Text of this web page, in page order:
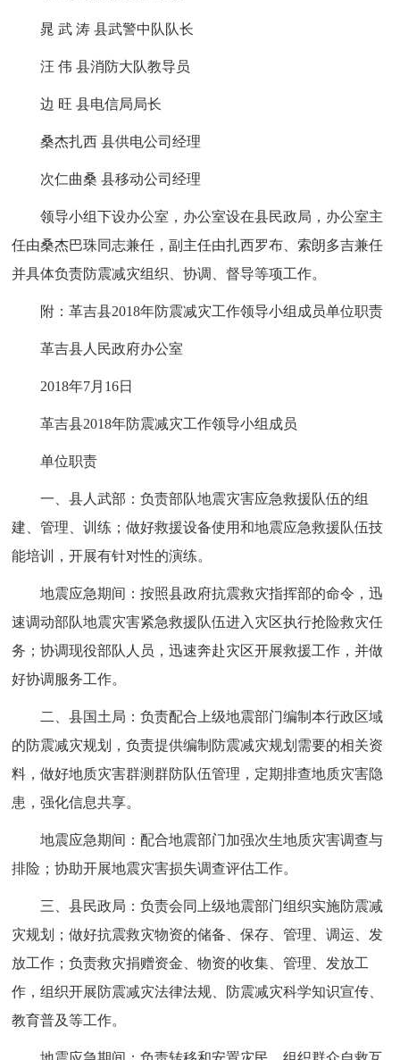
晁 武 涛 县武警中队队长
汪 伟 县消防大队教导员
边 旺 县电信局局长
桑杰扎西 县供电公司经理
次仁曲桑 县移动公司经理
领导小组下设办公室，办公室设在县民政局，办公室主
任由桑杰巴珠同志兼任，副主任由扎西罗布、索朗多吉兼任
并具体负责防震减灾组织、协调、督导等项工作。
附：革吉县2018年防震减灾工作领导小组成员单位职责
革吉县人民政府办公室
2018年7月16日
革吉县2018年防震减灾工作领导小组成员
单位职责
一、县人武部：负责部队地震灾害应急救援队伍的组
建、管理、训练；做好救援设备使用和地震应急救援队伍技
能培训，开展有针对性的演练。
地震应急期间：按照县政府抗震救灾指挥部的命令，迅
速调动部队地震灾害紧急救援队伍进入灾区执行抢险救灾任
务；协调现役部队人员，迅速奔赴灾区开展救援工作，并做
好协调服务工作。
二、县国土局：负责配合上级地震部门编制本行政区域
的防震减灾规划，负责提供编制防震减灾规划需要的相关资
料，做好地质灾害群测群防队伍管理，定期排查地质灾害隐
患，强化信息共享。
地震应急期间：配合地震部门加强次生地质灾害调查与
排险；协助开展地震灾害损失调查评估工作。
三、县民政局：负责会同上级地震部门组织实施防震减
灾规划；做好抗震救灾物资的储备、保存、管理、调运、发
放工作；负责救灾捐赠资金、物资的收集、管理、发放工
作，组织开展防震减灾法律法规、防震减灾科学知识宣传、
教育普及等工作。